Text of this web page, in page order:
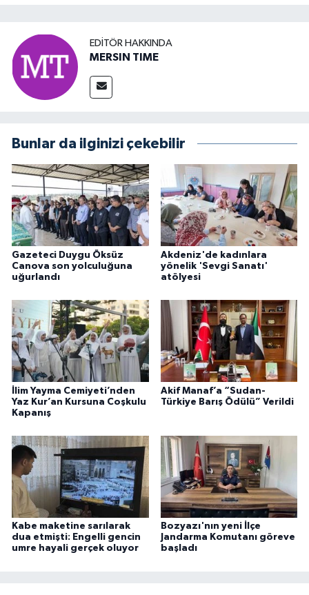
EDITÖR HAKKINDA
MERSIN TIME
Bunlar da ilginizi çekebilir
Gazeteci Duygu Öksüz
Canova son yolculuğuna
uğurlandı
Akdeniz'de kadınlara
yönelik 'Sevgi Sanatı'
atölyesi
İlim Yayma Cemiyeti’nden
Yaz Kur’an Kursuna Coşkulu
Kapanış
Akif Manaf’a “Sudan-
Türkiye Barış Ödülü” Verildi
Kabe maketine sarılarak
dua etmişti: Engelli gencin
umre hayali gerçek oluyor
Bozyazı'nın yeni İlçe
Jandarma Komutanı göreve
başladı